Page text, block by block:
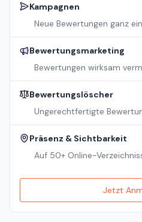
Kampagnen
Neue Bewertungen ganz
Bewertungsmarketing
Bewertungen wirksam
Bewertungslöscher
Ungerechtfertigte
Präsenz & Sichtbarkeit
Auf 50+ Online-
Jetzt